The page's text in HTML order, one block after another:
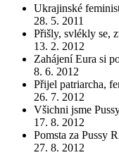
Ukrajinské
28. 5. 2011
Přišly, svlékly se,
13. 2. 2012
Zahájení Eura si
8. 6. 2012
Přijel patriarcha,
26. 7. 2012
Všichni jsme
17. 8. 2012
Pomsta za Pussy
27. 8. 2012